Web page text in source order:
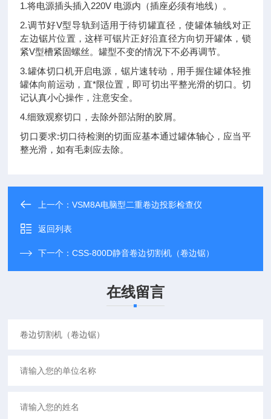
1.将电源插头插入220V 电源内（插座必须有地线）。
2.调节好V型导轨到适用于待切罐直径，使罐体轴线对正
左边锯片位置，这样可锯片正好沿直径方向切开罐体，锁
紧V型槽紧固螺丝。罐型不变的情况下不必再调节。
3.罐体切口机开启电源，锯片速转动，用手握住罐体轻推
罐体向前运动，直*限位置，即可切出平整光滑的切口。切
记认真小心操作，注意安全。
4.细致观察切口，去除外部沾附的胶屑。
切口要求:切口待检测的切面应基本通过罐体轴心，应当平
整光滑，如有毛刺应去除。
上一个：VSM8A电脑型二重卷边投影检查仪
返回列表
下一个：CSS-800D静音卷边切割机（卷边锯）
在线留言